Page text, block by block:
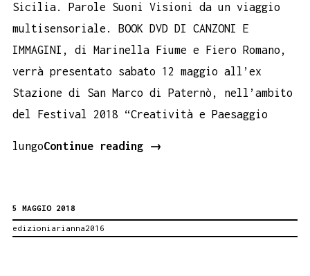
Sicilia. Parole Suoni Visioni da un viaggio
multisensoriale. BOOK DVD DI CANZONI E
IMMAGINI, di Marinella Fiume e Fiero Romano,
verrà presentato sabato 12 maggio all’ex
Stazione di San Marco di Paternò, nell’ambito
del Festival 2018 “Creatività e Paesaggio
lungoContinue reading
Viaggio
→
5 MAGGIO 2018
edizioniarianna2016